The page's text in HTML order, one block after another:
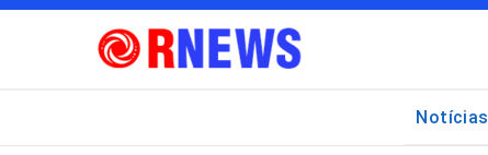
Notícias